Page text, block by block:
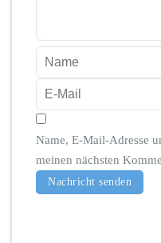
Name, E-Mail-Adresse
meinen nächsten